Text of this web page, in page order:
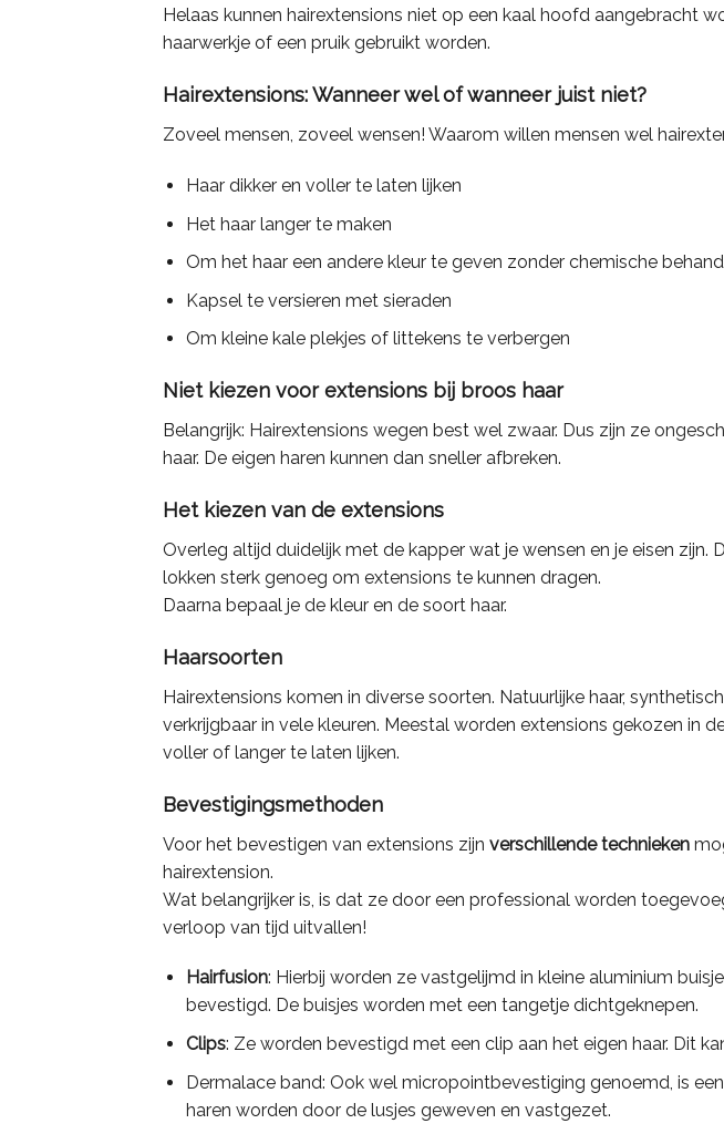
Helaas kunnen hairextensions niet op een kaal hoofd aangebracht
haarwerkje of een pruik gebruikt worden.
Hairextensions: Wanneer wel of wanneer juist niet?
Zoveel mensen, zoveel wensen! Waarom willen mensen wel
Haar dikker en voller te laten lijken
Het haar langer te maken
Om het haar een andere kleur te geven zonder chemische
Kapsel te versieren met sieraden
Om kleine kale plekjes of littekens te verbergen
Niet kiezen voor extensions bij broos haar
Belangrijk: Hairextensions wegen best wel zwaar. Dus zijn ze
haar. De eigen haren kunnen dan sneller afbreken.
Het kiezen van de extensions
Overleg altijd duidelijk met de kapper wat je wensen en je eisen zijn.
lokken sterk genoeg om extensions te kunnen dragen.
Daarna bepaal je de kleur en de soort haar.
Haarsoorten
Hairextensions komen in diverse soorten. Natuurlijke haar,
verkrijgbaar in vele kleuren. Meestal worden extensions gekozen in
voller of langer te laten lijken.
Bevestigingsmethoden
Voor het bevestigen van extensions zijn verschillende technieken
hairextension.
Wat belangrijker is, is dat ze door een professional worden
verloop van tijd uitvallen!
Hairfusion: Hierbij worden ze vastgelijmd in kleine aluminium
bevestigd. De buisjes worden met een tangetje dichtgeknepen.
Clips: Ze worden bevestigd met een clip aan het eigen haar. Dit
Dermalace band: Ook wel micropointbevestiging genoemd, is
haren worden door de lusjes geweven en vastgezet.